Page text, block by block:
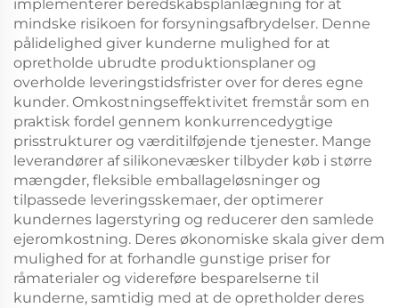
implementerer beredskabsplanlægning for at
mindske risikoen for forsyningsafbrydelser. Denne
pålidelighed giver kunderne mulighed for at
opretholde ubrudte produktionsplaner og
overholde leveringstidsfrister over for deres egne
kunder. Omkostningseffektivitet fremstår som en
praktisk fordel gennem konkurrencedygtige
prisstrukturer og værditilføjende tjenester. Mange
leverandører af silikonevæsker tilbyder køb i større
mængder, fleksible emballageløsninger og
tilpassede leveringsskemaer, der optimerer
kundernes lagerstyring og reducerer den samlede
ejeromkostning. Deres økonomiske skala giver dem
mulighed for at forhandle gunstige priser for
råmaterialer og videreføre besparelserne til
kunderne, samtidig med at de opretholder deres